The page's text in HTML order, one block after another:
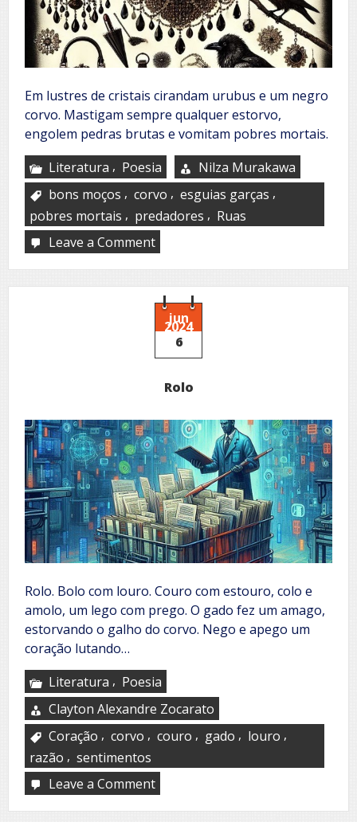
Em lustres de cristais cirandam urubus e um negro
corvo. Mastigam sempre qualquer estorvo,
engolem pedras brutas e vomitam pobres mortais.
Literatura , Poesia
Nilza Murakawa
bons moços , corvo , esguias garças ,
pobres mortais , predadores , Ruas
Leave a Commenton
parasitoides
jun
2024
6
Rolo
Rolo. Bolo com louro. Couro com estouro, colo e
amolo, um lego com prego. O gado fez um amago,
estorvando o galho do corvo. Nego e apego um
coração lutando…
Literatura , Poesia
Clayton Alexandre Zocarato
Coração , corvo , couro , gado , louro ,
razão , sentimentos
Leave a Commenton